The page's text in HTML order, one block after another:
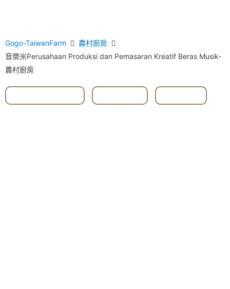
Gogo-TaiwanFarm
農村廚房
音樂米Perusahaan Produksi dan Pemasaran Kreatif Beras Musik-
農村廚房